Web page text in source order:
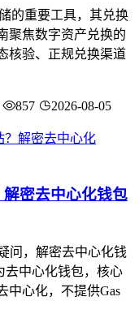
的重要工具，其兑换
聚焦数字资产兑换的
核验、正规兑换渠道
857 2026-08-05
密去中心化钱包
问，解密去中心化钱
去中心化钱包，核心
中心化，不提供Gas